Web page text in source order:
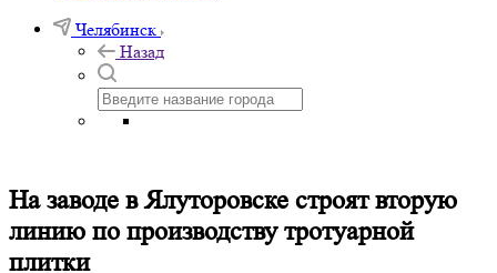
Челябинск
Назад
На заводе в Ялуторовске строят вторую
линию по производству тротуарной
плитки